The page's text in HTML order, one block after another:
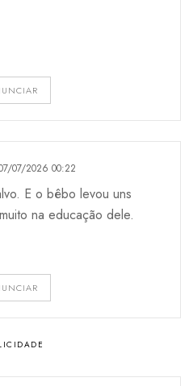
07/2026 00:22
E o bêbo levou uns
na educação dele.